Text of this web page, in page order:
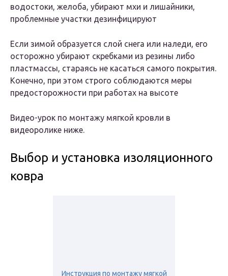
водостоки, желоба, убирают мхи и лишайники,
проблемные участки дезинфицируют
Если зимой образуется слой снега или наледи, его
осторожно убирают скребками из резины либо
пластмассы, стараясь не касаться самого покрытия.
Конечно, при этом строго соблюдаются меры
предосторожности при работах на высоте
Видео-урок по монтажу мягкой кровли в
видеоролике ниже.
Выбор и установка изоляционного
ковра
Инструкция по монтажу мягкой